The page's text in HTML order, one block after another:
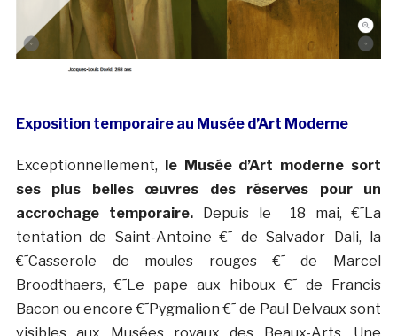
Exposition temporaire au Musée d’Art Moderne
Exceptionnellement, le Musée d’Art moderne sort
ses plus belles œuvres des réserves pour un
accrochage temporaire. Depuis le 18 mai, €˜La
tentation de Saint-Antoine €˜ de Salvador Dali, la
€˜Casserole de moules rouges €˜ de Marcel
Broodthaers, €˜Le pape aux hiboux €˜ de Francis
Bacon ou encore €˜Pygmalion €˜ de Paul Delvaux sont
visibles aux Musées royaux des Beaux-Arts. Une